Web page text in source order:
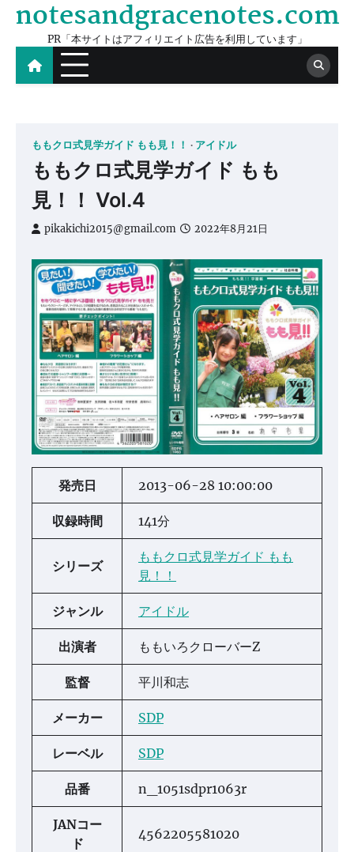
Skip
content
notesandgracenotes.com
PR「本サイトはアフィリエイト広告を利用しています」
ももクロ式見学ガイド もも見！！ アイドル
ももクロ式見学ガイド もも
見！！ Vol.4
pikakichi2015@gmail.com 2022年8月21日
発売日 2013-06-28 10:00:00
収録時間 141分
シリーズ
ももクロ式見学ガイド もも
見！！
ジャンル アイドル
出演者 ももいろクローバーZ
監督 平川和志
メーカー SDP
レーベル SDP
品番 n_1051sdpr1063r
JANコー
ド
4562205581020